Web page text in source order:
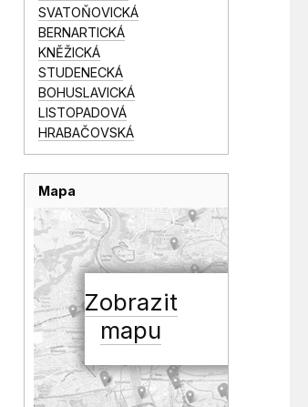
SVATOŇOVICKÁ
BERNARTICKÁ
KNĚŽICKÁ
STUDENECKÁ
BOHUSLAVICKÁ
LISTOPADOVÁ
HRABAČOVSKÁ
Mapa
Zobrazit
mapu